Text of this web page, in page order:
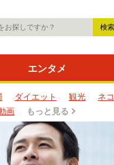
エンタメ
ダイエット 観光 ネコ
画 もっと見る